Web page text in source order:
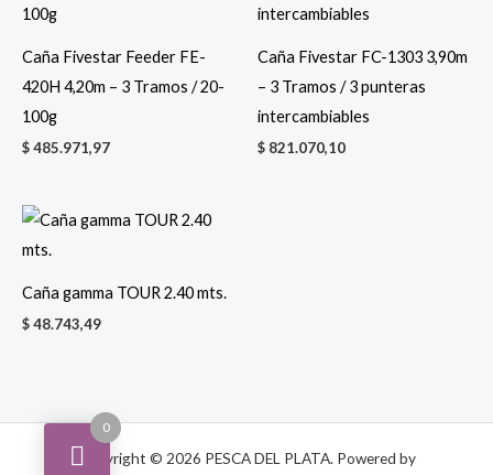
Caña Fivestar Feeder FE-
420H 4,20m – 3 Tramos / 20-
100g
$485.971,97
Caña Fivestar FC-1303 3,90m
– 3 Tramos / 3 punteras
intercambiables
$ 821.070,10
Caña gamma TOUR 2.40 mts.
$48.743,49
Copyright © 2026 PESCA DEL PLATA. Powered by
0